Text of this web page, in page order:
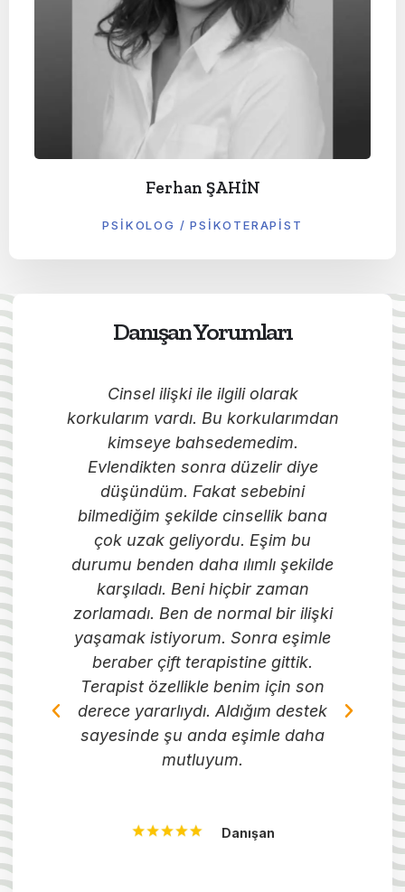
Ferhan ŞAHİN
PSIKOLOG / PSIKOTERAPIST
Danışan Yorumları
Cinsel ilişki ile ilgili olarak
korkularım vardı. Bu korkularımdan
kimseye bahsedemedim.
Evlendikten sonra düzelir diye
düşündüm. Fakat sebebini
bilmediğim şekilde cinsellik bana
çok uzak geliyordu. Eşim bu
durumu benden daha ılımlı şekilde
karşıladı. Beni hiçbir zaman
zorlamadı. Ben de normal bir ilişki
yaşamak istiyorum. Sonra eşimle
beraber çift terapistine gittik.
Terapist özellikle benim için son
derece yararlıydı. Aldığım destek
sayesinde şu anda eşimle daha
mutluyum.
Danışan